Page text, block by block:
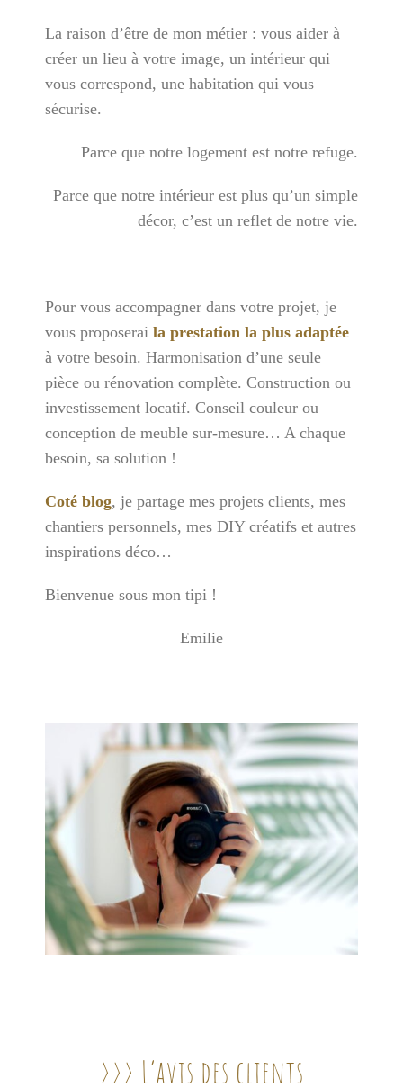
La raison d’être de mon métier : vous aider à
créer un lieu à votre image, un intérieur qui
vous correspond, une habitation qui vous
sécurise.
Parce que notre logement est notre refuge.
Parce que notre intérieur est plus qu’un simple
décor, c’est un reflet de notre vie.
Pour vous accompagner dans votre projet, je
vous proposerai la prestation la plus adaptée
à votre besoin. Harmonisation d’une seule
pièce ou rénovation complète. Construction ou
investissement locatif. Conseil couleur ou
conception de meuble sur-mesure… A chaque
besoin, sa solution !
Coté blog, je partage mes projets clients, mes
chantiers personnels, mes DIY créatifs et autres
inspirations déco…
Bienvenue sous mon tipi !
Emilie
>>> L’avis des clients